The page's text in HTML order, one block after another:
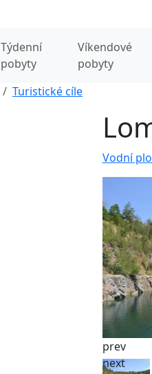
Týdenní
pobyty
Víkendové
pobyty
Turistické cíle
Vodní
prev
next